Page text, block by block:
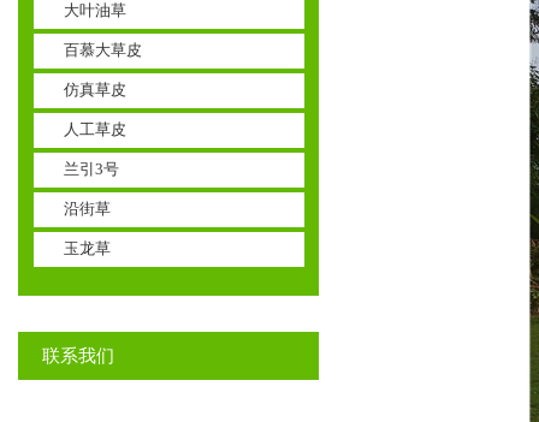
大叶油草
百慕大草皮
仿真草皮
人工草皮
兰引3号
沿街草
玉龙草
联系我们